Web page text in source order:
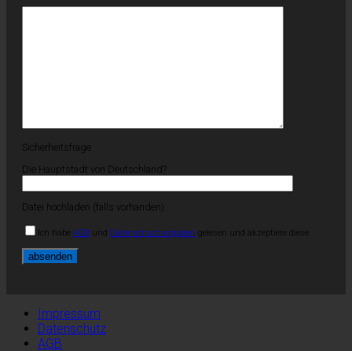
Sicherheitsfrage
Die Hauptstadt von Deutschland?
Datei hochladen (falls vorhanden):
Ich habe AGB und Datenschutzvorgaben gelesen und akzeptiere diese.
Impressum
Datenschutz
AGB